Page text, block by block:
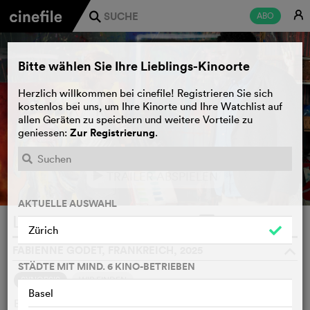
ABO E
j
TRAILER ABSPIELEN
Le répondeur
SYNOPSIS WIR FINDEN
Baptiste, ein talentierter Imitator, kann von seiner Kunst
Bitte wählen Sie Ihre Lieblings-Kinoorte
Herzlich willkommen bei cinefile! Registrieren Sie sich
kostenlos bei uns, um Ihre Kinorte und Ihre Watchlist auf
allen Geräten zu speichern und weitere Vorteile zu
geniessen: Zur Registrierung.
AKTUELLE AUSWAHL
Zürich
STÄDTE MIT MIND. 6 KINO-BETRIEBEN
Basel